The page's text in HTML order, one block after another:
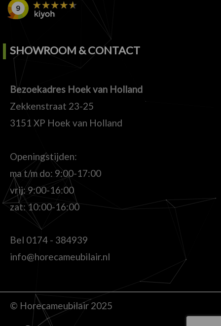
SHOWROOM & CONTACT
Bezoekadres Hoek van Holland
Zekkenstraat 23-25
3151 XP Hoek van Holland
Openingstijden:
ma t/m do: 9:00-17:00
vrij: 9:00-16:00
zat: 10:00-16:00
Bel 0174 - 384939
info@horecameubilair.nl
© Horecameubilair 2025